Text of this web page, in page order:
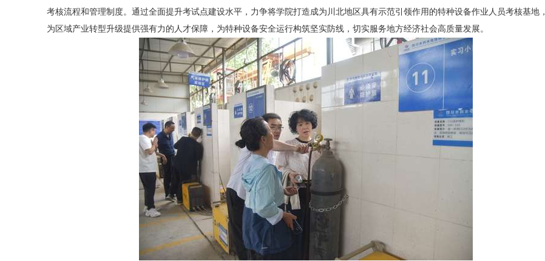
考核流程和管理制度。通过全面提升考试点建设水平，力争将学院打造成为川北地区具有示范引领作用的特种设备作业人员考核基地，
为区域产业转型升级提供强有力的人才保障，为特种设备安全运行构筑坚实防线，切实服务地方经济社会高质量发展。